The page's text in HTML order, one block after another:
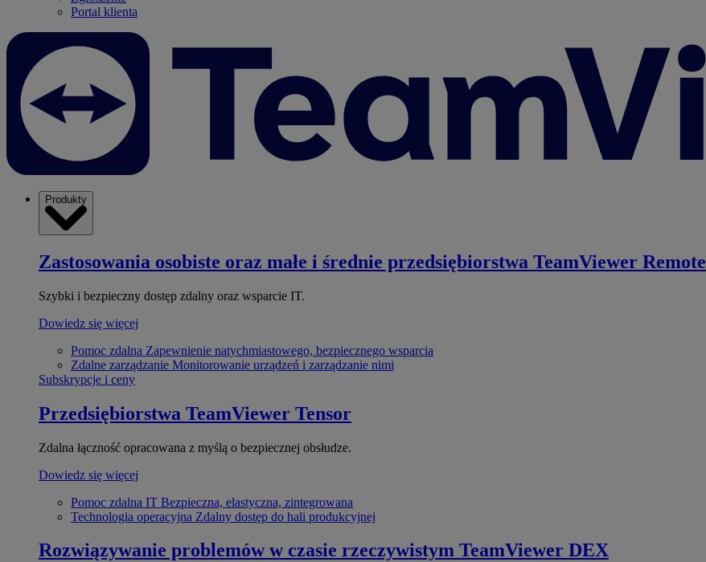
Portal klienta
Produkty
Zastosowania osobiste oraz małe i średnie przedsiębiorstwa TeamViewer Remote
Szybki i bezpieczny dostęp zdalny oraz wsparcie IT.
Dowiedz się więcej
Pomoc zdalna Zapewnienie natychmiastowego, bezpiecznego wsparcia
Zdalne zarządzanie Monitorowanie urządzeń i zarządzanie nimi
Subskrypcje i ceny
Przedsiębiorstwa TeamViewer Tensor
Zdalna łączność opracowana z myślą o bezpiecznej obsłudze.
Dowiedz się więcej
Pomoc zdalna IT Bezpieczna, elastyczna, zintegrowana
Technologia operacyjna Zdalny dostęp do hali produkcyjnej
Rozwiązywanie problemów w czasie rzeczywistym TeamViewer DEX